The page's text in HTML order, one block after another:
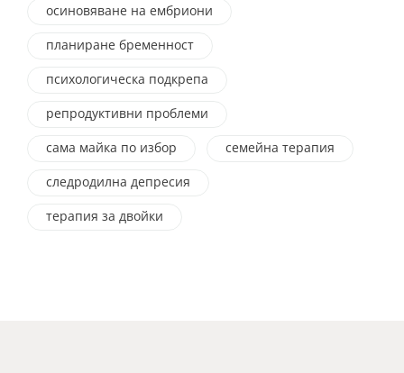
осиновяване на ембриони
планиране бременност
психологическа подкрепа
репродуктивни проблеми
сама майка по избор
семейна терапия
следродилна депресия
терапия за двойки